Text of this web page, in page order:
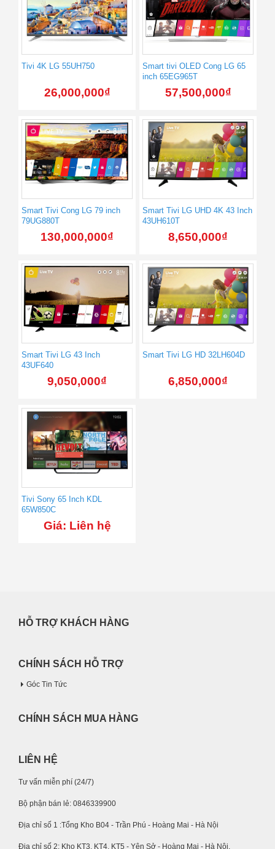
Tivi 4K LG 55UH750
26,000,000₫
Smart tivi OLED Cong LG 65
inch 65EG965T
57,500,000₫
Smart Tivi Cong LG 79 inch
79UG880T
130,000,000₫
Smart Tivi LG UHD 4K 43 Inch
43UH610T
8,650,000₫
Smart Tivi LG 43 Inch
43UF640
9,050,000₫
Smart Tivi LG HD 32LH604D
6,850,000₫
Tivi Sony 65 Inch KDL
65W850C
Giá: Liên hệ
HỖ TRỢ KHÁCH HÀNG
CHÍNH SÁCH HỖ TRỢ
Góc Tin Tức
CHÍNH SÁCH MUA HÀNG
LIÊN HỆ
Tư vấn miễn phí (24/7)
Bộ phận bán lẻ: 0846339900
Địa chỉ số 1 :Tổng Kho B04 - Trần Phú - Hoàng Mai - Hà Nội
Địa chỉ số 2: Kho KT3, KT4, KT5 - Yên Sở - Hoàng Mai - Hà Nội.